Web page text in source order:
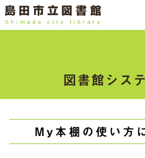
図書館シス
My本棚の使い方